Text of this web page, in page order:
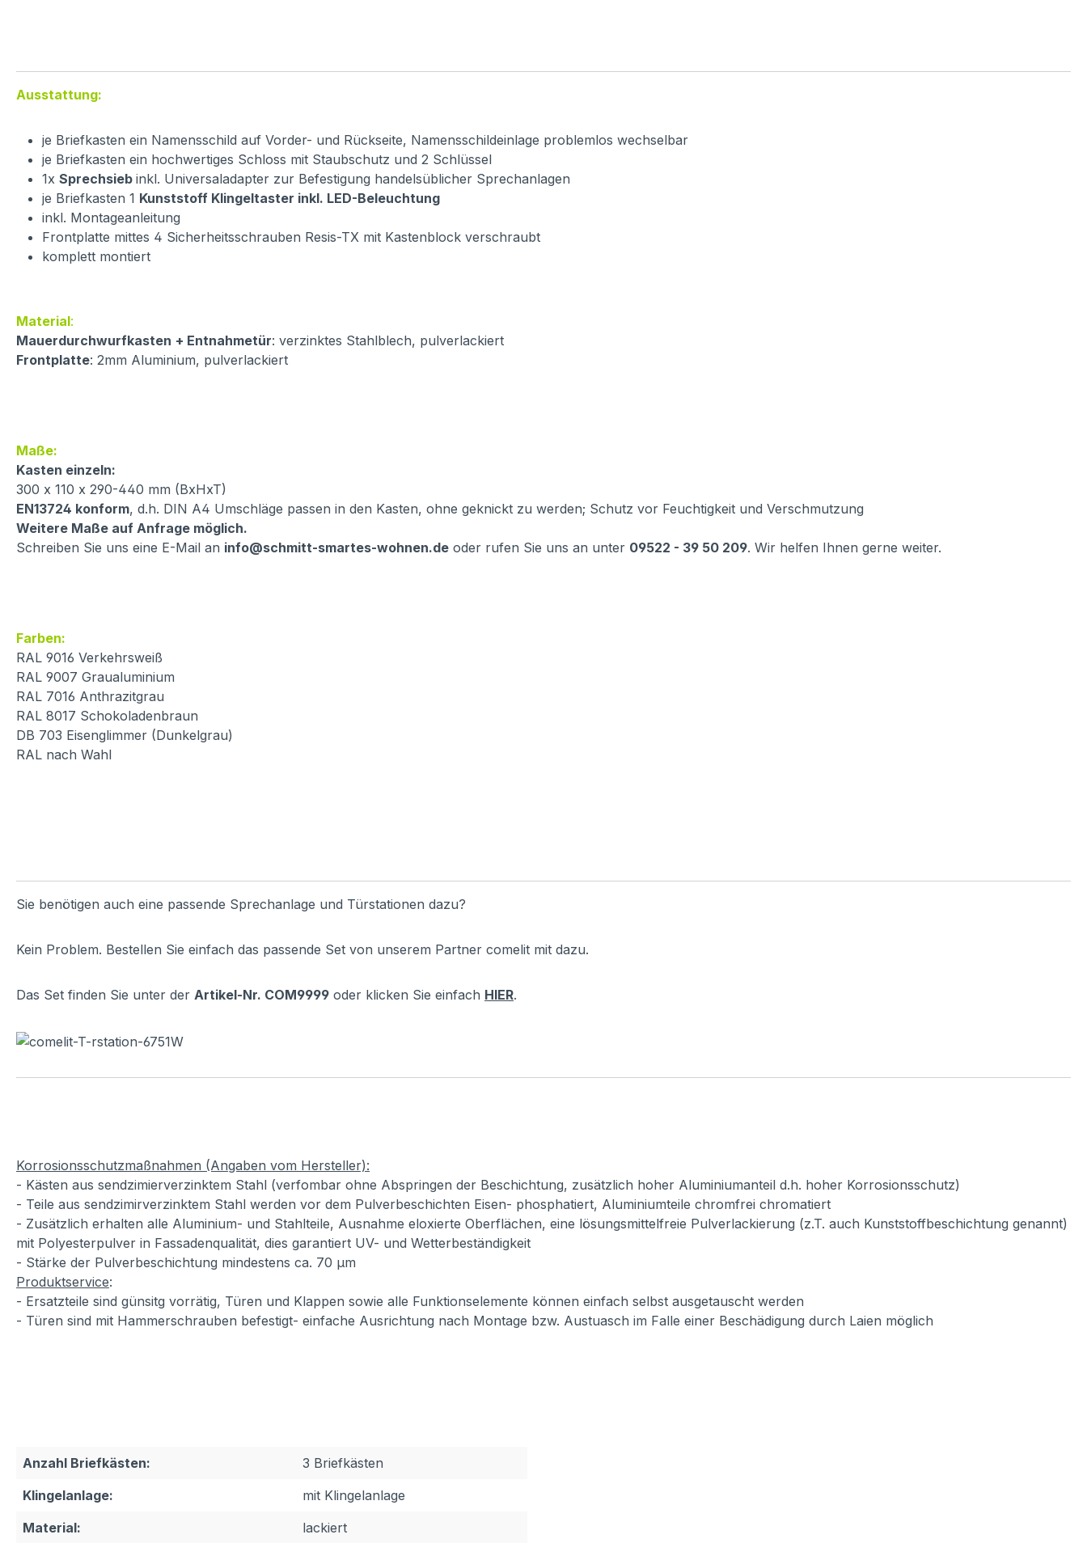
Ausstattung:
je Briefkasten ein Namensschild auf Vorder- und Rückseite, Namensschildeinlage problemlos wechselbar
je Briefkasten ein hochwertiges Schloss mit Staubschutz und 2 Schlüssel
1x Sprechsieb inkl. Universaladapter zur Befestigung handelsüblicher Sprechanlagen
je Briefkasten 1 Kunststoff Klingeltaster inkl. LED-Beleuchtung
inkl. Montageanleitung
Frontplatte mittes 4 Sicherheitsschrauben Resis-TX mit Kastenblock verschraubt
komplett montiert
Material:
Mauerdurchwurfkasten + Entnahmetür: verzinktes Stahlblech, pulverlackiert
Frontplatte: 2mm Aluminium, pulverlackiert
Maße:
Kasten einzeln:
300 x 110 x 290-440 mm (BxHxT)
EN13724 konform, d.h. DIN A4 Umschläge passen in den Kasten, ohne geknickt zu werden; Schutz vor Feuchtigkeit und Verschmutzung
Weitere Maße auf Anfrage möglich.
Schreiben Sie uns eine E-Mail an info@schmitt-smartes-wohnen.de oder rufen Sie uns an unter 09522 - 39 50 209. Wir helfen Ihnen gerne weiter.
Farben:
RAL 9016 Verkehrsweiß
RAL 9007 Graualuminium
RAL 7016 Anthrazitgrau
RAL 8017 Schokoladenbraun
DB 703 Eisenglimmer (Dunkelgrau)
RAL nach Wahl
Sie benötigen auch eine passende Sprechanlage und Türstationen dazu?
Kein Problem. Bestellen Sie einfach das passende Set von unserem Partner comelit mit dazu.
Das Set finden Sie unter der Artikel-Nr. COM9999 oder klicken Sie einfach HIER.
Korrosionsschutzmaßnahmen (Angaben vom Hersteller):
- Kästen aus sendzimierverzinktem Stahl (verfombar ohne Abspringen der Beschichtung, zusätzlich hoher Aluminiumanteil d.h. hoher Korrosionsschutz)
- Teile aus sendzimirverzinktem Stahl werden vor dem Pulverbeschichten Eisen- phosphatiert, Aluminiumteile chromfrei chromatiert
- Zusätzlich erhalten alle Aluminium- und Stahlteile, Ausnahme eloxierte Oberflächen, eine lösungsmittelfreie Pulverlackierung (z.T. auch Kunststoffbeschichtung genannt)
mit Polyesterpulver in Fassadenqualität, dies garantiert UV- und Wetterbeständigkeit
- Stärke der Pulverbeschichtung mindestens ca. 70 µm
Produktservice:
- Ersatzteile sind günsitg vorrätig, Türen und Klappen sowie alle Funktionselemente können einfach selbst ausgetauscht werden
- Türen sind mit Hammerschrauben befestigt- einfache Ausrichtung nach Montage bzw. Austuasch im Falle einer Beschädigung durch Laien möglich
Anzahl Briefkästen:
3 Briefkästen
Klingelanlage:
mit Klingelanlage
Material:
lackiert